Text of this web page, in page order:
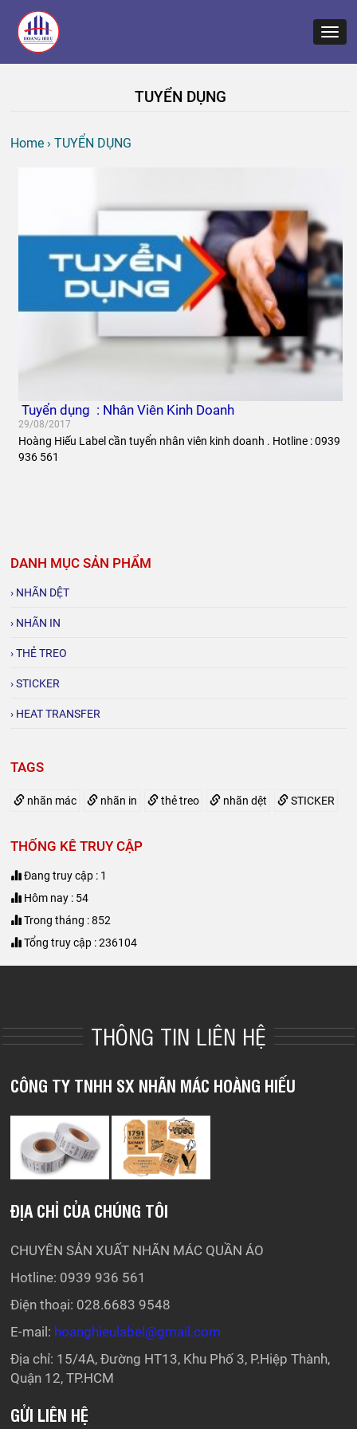
TUYỂN DỤNG
Home › TUYỂN DỤNG
Tuyển dụng : Nhân Viên Kinh Doanh
29/08/2017
Hoàng Hiếu Label cần tuyển nhân viên kinh doanh . Hotline : 0939
936 561
DANH MỤC SẢN PHẨM
› NHÃN DỆT
› NHÃN IN
› THẺ TREO
› STICKER
› HEAT TRANSFER
TAGS
nhãn mác nhãn in thẻ treo nhãn dệt STICKER
THỐNG KÊ TRUY CẬP
Đang truy cập : 1
Hôm nay : 54
Trong tháng : 852
Tổng truy cập : 236104
THÔNG TIN LIÊN HỆ
CÔNG TY TNHH SX NHÃN MÁC HOÀNG HIẾU
ĐỊA CHỈ CỦA CHÚNG TÔI
CHUYÊN SẢN XUẤT NHÃN MÁC QUẦN ÁO
Hotline: 0939 936 561
Điện thoại: 028.6683 9548
E-mail: hoanghieulabel@gmail.com
Địa chỉ: 15/4A, Đường HT13, Khu Phố 3, P.Hiệp Thành,
Quận 12, TP.HCM
GỬI LIÊN HỆ